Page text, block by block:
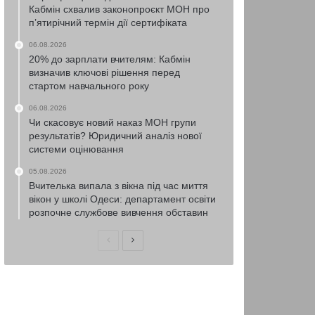
Кабмін схвалив законопроєкт МОН про
п’ятирічний термін дії сертифіката
06.08.2026
20% до зарплати вчителям: Кабмін
визначив ключові рішення перед
стартом навчального року
06.08.2026
Чи скасовує новий наказ МОН групи
результатів? Юридичний аналіз нової
системи оцінювання
05.08.2026
Вчителька випала з вікна під час миття
вікон у школі Одеси: департамент освіти
розпочне службове вивчення обставин
ПопередняНаступна